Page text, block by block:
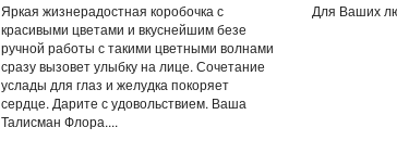
Яркая жизнерадостная коробочка с
красивыми цветами и вкуснейшим безе
ручной работы с такими цветными волнами
сразу вызовет улыбку на лице. Сочетание
услады для глаз и желудка покоряет
сердце. Дарите с удовольствием. Ваша
Талисман Флора....
Для Ваших